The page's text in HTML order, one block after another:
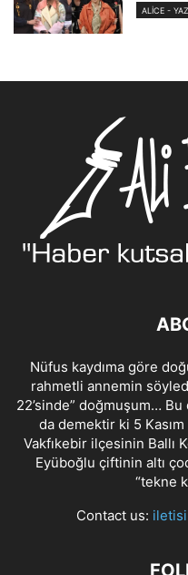
ALİCE -
Nüfus kaydıma göre
rahmetli annemin
22’sinde” doğmuşum… Bu
da demektir ki 5
Vakfıkebir ilçesinin Ballı
Eyüboğlu çiftinin altı
“tekne
Contact us: